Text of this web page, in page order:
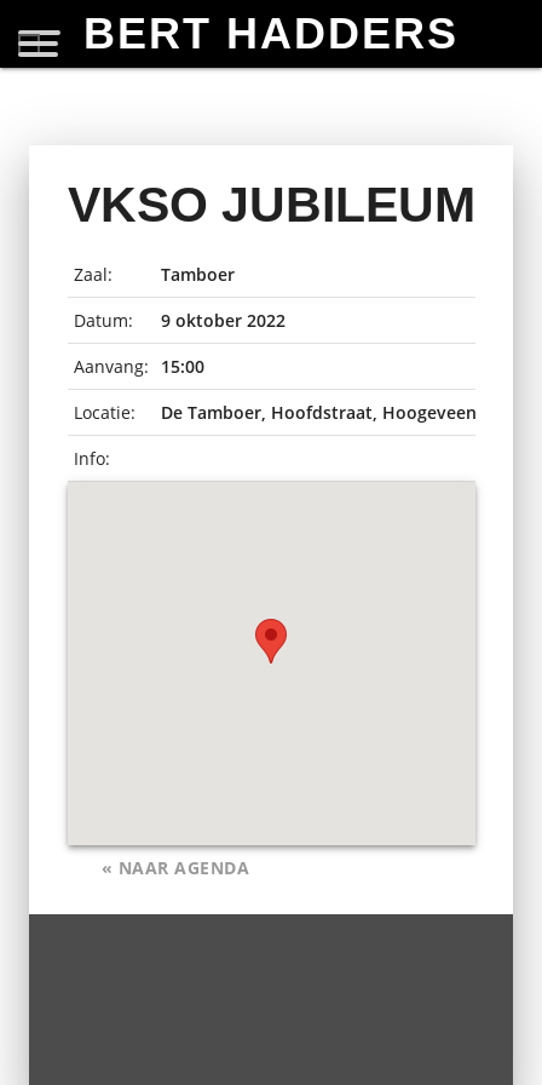
BERT HADDERS
VKSO JUBILEUM
Zaal:
Tamboer
Datum:
9 oktober 2022
Aanvang:
15:00
Locatie:
De Tamboer, Hoofdstraat, Hoogeveen,
Info:
« NAAR AGENDA